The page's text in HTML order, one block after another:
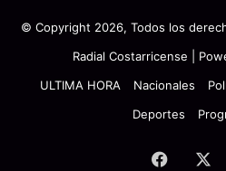
© Copyright 2026, Todos los
Radial Costarricense |
ULTIMA HORA
Nacionales
Deportes